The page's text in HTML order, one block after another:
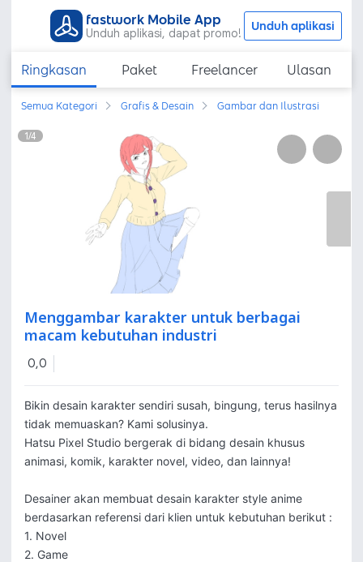
fastwork Mobile App
Unduh aplikasi, dapat promo! Unduh aplikasi
Ringkasan Paket Freelancer Ulasan
Semua Kategori Grafis & Desain Gambar dan Ilustrasi
1/4
Menggambar karakter untuk berbagai
macam kebutuhan industri
0,0
Bikin desain karakter sendiri susah, bingung, terus hasilnya
tidak memuaskan? Kami solusinya.
Hatsu Pixel Studio bergerak di bidang desain khusus
animasi, komik, karakter novel, video, dan lainnya!
Desainer akan membuat desain karakter style anime
berdasarkan referensi dari klien untuk kebutuhan berikut :
1. Novel
2. Game